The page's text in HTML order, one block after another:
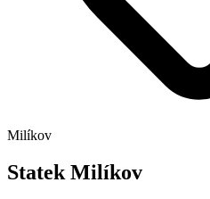
Milíkov
Statek Milíkov